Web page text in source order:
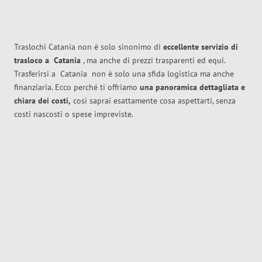
Traslochi Catania non è solo sinonimo di eccellente servizio di
trasloco a Catania , ma anche di prezzi trasparenti ed equi.
Trasferirsi a Catania non è solo una sfida logistica ma anche
finanziaria. Ecco perché ti offriamo una panoramica dettagliata e
chiara dei costi, così saprai esattamente cosa aspettarti, senza
costi nascosti o spese impreviste.